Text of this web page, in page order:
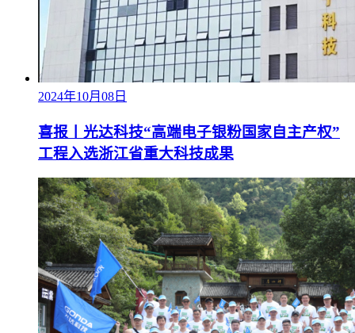
2024年10月08日
喜报丨光达科技“高端电子银粉国家自主产权”
工程入选浙江省重大科技成果